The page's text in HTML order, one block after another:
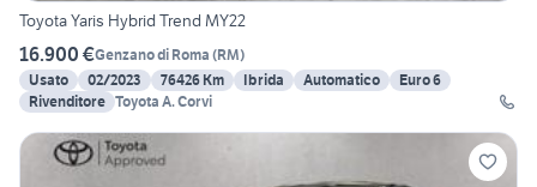
Toyota Yaris Hybrid Trend MY22
16.900 €Genzano di Roma (RM)
Usato
02/2023 76426 Km Ibrida Automatico
Euro 6
Rivenditore Toyota A. Corvi